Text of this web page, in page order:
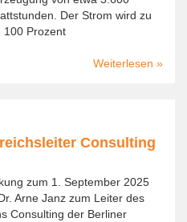
Der Strom wird zu
100 Prozent
Weiterlesen über
im
Consulting
zum 1. September 2025
Arne Janz zum Leiter des
Consulting der Berliner